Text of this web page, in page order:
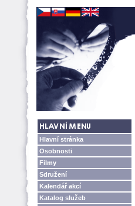
Hlavní stránka
Osobnosti
Filmy
Sdružení
Kalendář akcí
Katalog služeb